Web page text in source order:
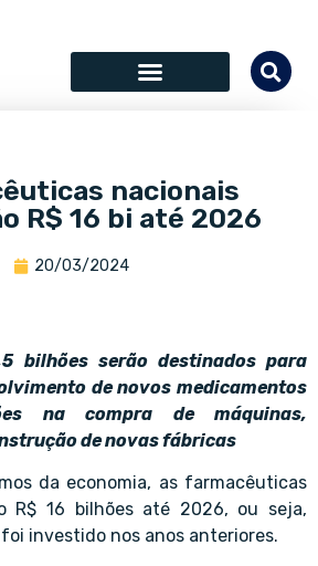
nacionais
R$ 16 bi até 2026
20/03/2024
bilhões serão destinados para
de novos medicamentos
na compra de máquinas,
de novas fábricas
da economia, as farmacêuticas
R$ 16 bilhões até 2026, ou seja,
foi investido nos anos anteriores.